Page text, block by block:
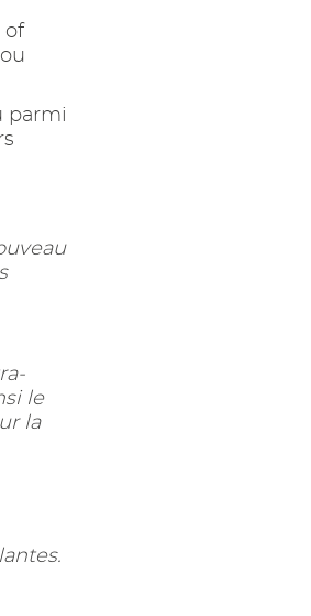
of
parmi
le
la